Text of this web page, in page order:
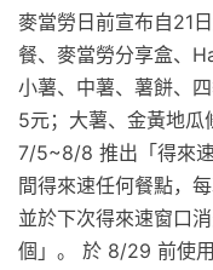
麥當勞日前宣布自21
餐、麥當勞分享盒、
小薯、中薯、薯餅、
5元；大薯、金黃地
7/5~8/8 推出「得來
間得來速任何餐點，
並於下次得來速窗口
個」。 於 8/29 前使